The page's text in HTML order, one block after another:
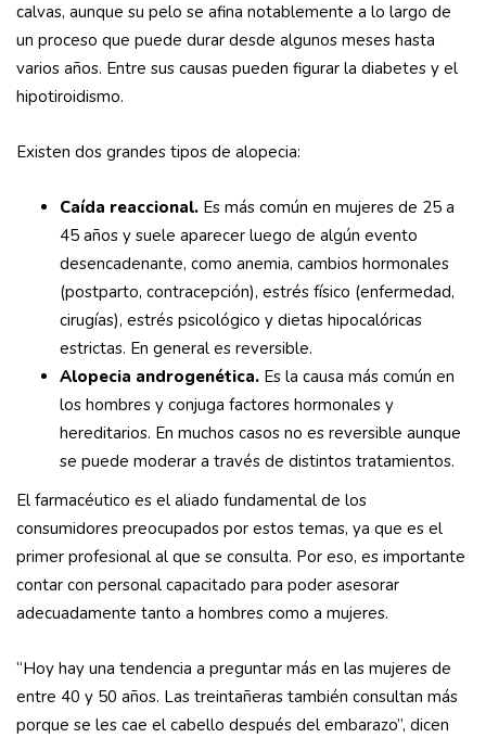
calvas, aunque su pelo se afina notablemente a lo largo de
un proceso que puede durar desde algunos meses hasta
varios años. Entre sus causas pueden figurar la diabetes y el
hipotiroidismo.
Existen dos grandes tipos de alopecia:
Caída reaccional. Es más común en mujeres de 25 a
45 años y suele aparecer luego de algún evento
desencadenante, como anemia, cambios hormonales
(postparto, contracepción), estrés físico (enfermedad,
cirugías), estrés psicológico y dietas hipocalóricas
estrictas. En general es reversible.
Alopecia androgenética. Es la causa más común en
los hombres y conjuga factores hormonales y
hereditarios. En muchos casos no es reversible aunque
se puede moderar a través de distintos tratamientos.
El farmacéutico es el aliado fundamental de los
consumidores preocupados por estos temas, ya que es el
primer profesional al que se consulta. Por eso, es importante
contar con personal capacitado para poder asesorar
adecuadamente tanto a hombres como a mujeres.
“Hoy hay una tendencia a preguntar más en las mujeres de
entre 40 y 50 años. Las treintañeras también consultan más
porque se les cae el cabello después del embarazo”, dicen